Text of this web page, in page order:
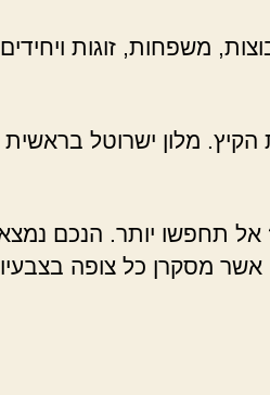
משפחות, זוגות
מלון ישרוטל בראשית
תחפשו יותר. הנכם
מסקרן כל צופה